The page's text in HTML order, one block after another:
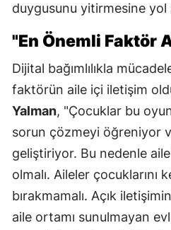
duygusunu yitirmesine yol
"En Önemli Faktör
Dijital bağımlılıkla
faktörün aile içi iletişim
Yalman, "Çocuklar bu
sorun çözmeyi öğreniyor
geliştiriyor. Bu nedenle
olmalı. Aileler çocuklarını
bırakmamalı. Açık
aile ortamı sunulmayan